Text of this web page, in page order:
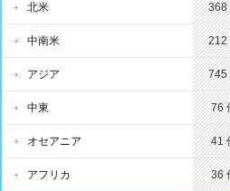
北米 368
中南米 212
アジア 745
中東 76
オセアニア 41
アフリカ 36